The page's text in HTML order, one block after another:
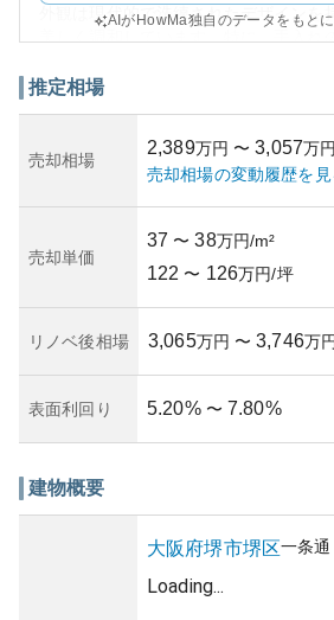
外観は現代的で洗練されたデザインを
提供しています。
街並みの発展や利便性の向上が続くこ
ス要因となるでしょう。
一方で、所有リスクとしては、建物の
の不動産市場の動きが直接影響を及ぼ
め、購入を考慮する際には市場動向を
り、管理組合も機能している様子です
AIがHowMa独自のデータをもと
推定相場
売却相場
2,389万円 〜 3,057万円
売却相場の変動履歴を見
売却単価
37 〜 38万円/m²
122 〜 126万円/坪
リノベ後相場 3,065万円 〜 3,746万円
表面利回り 5.20% 〜 7.80%
建物概要
大阪府堺市堺区一条通
Loading...